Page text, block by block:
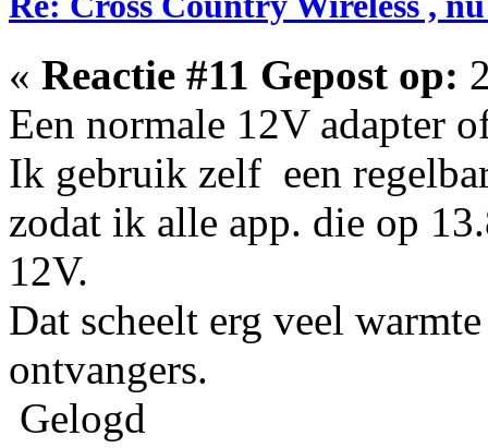
« Reactie #11 Gepost op:
Een normale 12V adapter
Ik gebruik zelf een
zodat ik alle app. die op
12V.
Dat scheelt erg veel
ontvangers.
Gelogd